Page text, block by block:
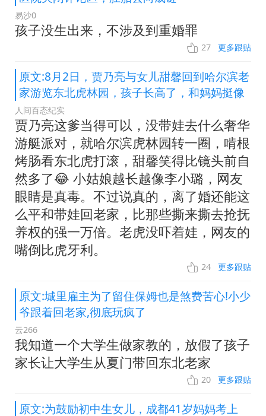
易沙0
孩子没生出来，不涉及到重婚罪
27 更多跟贴
原文:8月2日，贾乃亮与女儿甜馨回到哈尔滨老
家游览东北虎林园，孩子长高了，和妈妈挺像
人间百态纪实
贾乃亮这爹当得可以，没带娃去什么奢华
游艇派对，就哈尔滨虎林园转一圈，啃根
烤肠看东北虎打滚，甜馨笑得比镜头前自
然多了😂 小姑娘越长越像李小璐，网友
眼睛是真毒。不过说真的，离了婚还能这
么平和带娃回老家，比那些撕来撕去抢抚
养权的强一万倍。老虎没吓着娃，网友的
嘴倒比虎牙利。
24 更多跟贴
原文:城里雇主为了留住保姆也是煞费苦心!小少
爷跟着回老家,彻底玩疯了
云266
我知道一个大学生做家教的，放假了孩子
家长让大学生从夏门带回东北老家
20 更多跟贴
原文:为鼓励初中生女儿，成都41岁妈妈考上